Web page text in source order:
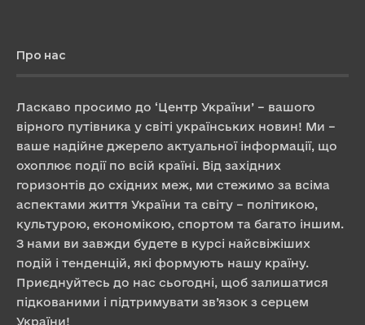
Про нас
Ласкаво просимо до ‘Центр України’ – вашого
вірного путівника у світі українських новин! Ми –
ваше надійне джерело актуальної інформації, що
охоплює події по всій країні. Від західних
горизонтів до східних меж, ми стежимо за всіма
аспектами життя України та світу – політикою,
культурою, економікою, спортом та багато іншим.
З нами ви завжди будете в курсі найсвіжіших
подій і тенденцій, які формують нашу країну.
Приєднуйтесь до нас сьогодні, щоб залишатися
підкованими і підтримувати зв’язок з серцем
України!